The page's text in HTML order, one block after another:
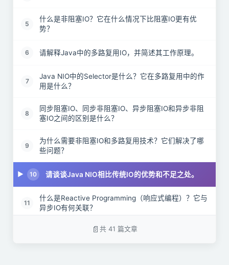
5
什么是非阻塞IO？它在什么情况下比阻塞IO更有优
势？
6 请解释Java中的多路复用IO，并简述其工作原理。
7
Java NIO中的Selector是什么？它在多路复用中的作
用是什么？
8
同步阻塞IO、同步非阻塞IO、异步阻塞IO和异步非阻
塞IO之间的区别是什么？
9
为什么需要非阻塞IO和多路复用技术？它们解决了哪
些问题？
10 请谈谈Java NIO相比传统IO的优势和不足之处。
11
什么是Reactive Programming（响应式编程）？它与
异步IO有何关联？
在Java中实现非阻塞IO操作时，如何避免数据不一致
共 41 篇文章